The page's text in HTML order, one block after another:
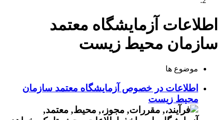
اطلاعات آزمایشگاه معتمد
سازمان محیط زیست
موضوع ها
اطلاعات در خصوص آزمایشگاه معتمد سازمان
محیط زیست